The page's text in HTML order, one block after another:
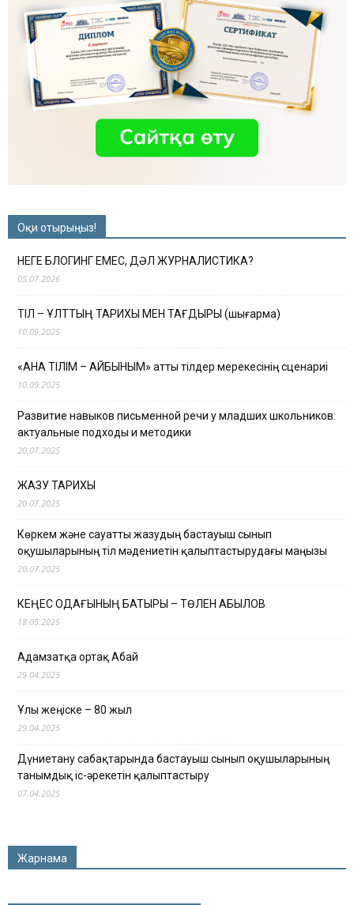
Оқи отырыңыз!
НЕГЕ БЛОГИНГ ЕМЕС, ДӘЛ ЖУРНАЛИСТИКА?
05.07.2026
ТІЛ – ҰЛТТЫҢ ТАРИХЫ МЕН ТАҒДЫРЫ (шығарма)
10.09.2025
«АНА ТІЛІМ – АЙБЫНЫМ» атты тілдер мерекесінің сценариі
10.09.2025
Развитие навыков письменной речи у младших школьников:
актуальные подходы и методики
20.07.2025
ЖАЗУ ТАРИХЫ
20.07.2025
Көркем және сауатты жазудың бастауыш сынып
оқушыларының тіл мәдениетін қалыптастырудағы маңызы
20.07.2025
КЕҢЕС ОДАҒЫНЫҢ БАТЫРЫ – ТӨЛЕН ҚАБЫЛОВ
18.05.2025
Адамзатқа ортақ Абай
29.04.2025
Ұлы жеңіске – 80 жыл
29.04.2025
Дүниетану сабақтарында бастауыш сынып оқушыларының
танымдық іс-әрекетін қалыптастыру
07.04.2025
Жарнама